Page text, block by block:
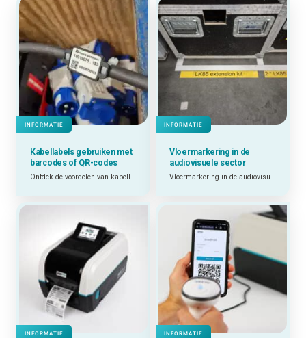
INFORMATIE
Kabellabels gebruiken met
barcodes of QR-codes
Ontdek de voordelen van kabellabels met barcodes en QR-codes.
INFORMATIE
Vloermarkering in de
audiovisuele sector
Vloermarkering in de audiovisuele sector: getest in de praktijk
INFORMATIE INFORMATIE